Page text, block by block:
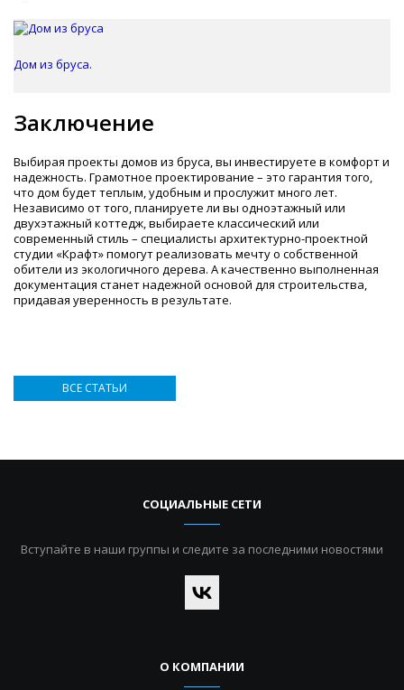
Дом из бруса.
Заключение
Выбирая проекты домов из бруса, вы инвестируете в комфорт и
надежность. Грамотное проектирование – это гарантия того,
что дом будет теплым, удобным и прослужит много лет.
Независимо от того, планируете ли вы одноэтажный или
двухэтажный коттедж, выбираете классический или
современный стиль – специалисты архитектурно-проектной
студии «Крафт» помогут реализовать мечту о собственной
обители из экологичного дерева. А качественно выполненная
документация станет надежной основой для строительства,
придавая уверенность в результате.
ВСЕ СТАТЬИ
СОЦИАЛЬНЫЕ СЕТИ
Вступайте в наши группы и следите за последними новостями
О КОМПАНИИ